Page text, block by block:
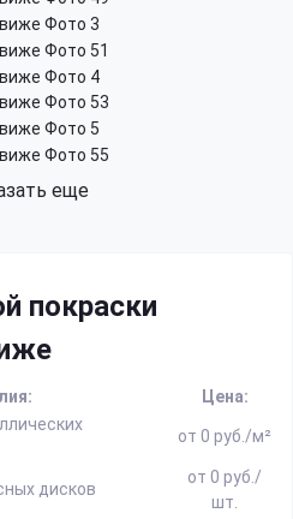
еще
покраски
Цена:
от 0 руб./м²
дисков
от 0 руб./
шт.